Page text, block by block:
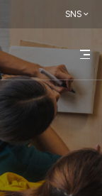
SNS
전
메
기